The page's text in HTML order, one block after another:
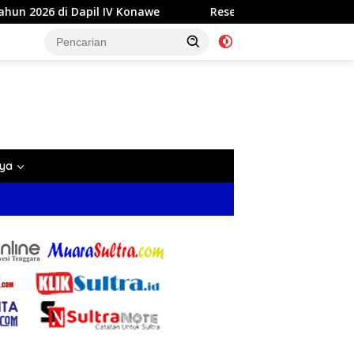
Reses di Labela, Anggota DPRD Sultra Dr Ardin Akan